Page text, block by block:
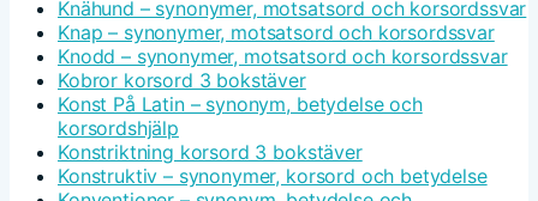
Knähund – synonymer, motsatsord och korsordssvar
Knap – synonymer, motsatsord och korsordssvar
Knodd – synonymer, motsatsord och korsordssvar
Kobror korsord 3 bokstäver
Konst På Latin – synonym, betydelse och
korsordshjälp
Konstriktning korsord 3 bokstäver
Konstruktiv – synonymer, korsord och betydelse